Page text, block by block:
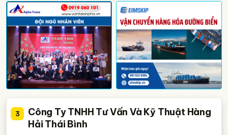
3
Công Ty TNHH Tư Vấn Và Kỹ Thuật Hàng
Hải Thái Bình